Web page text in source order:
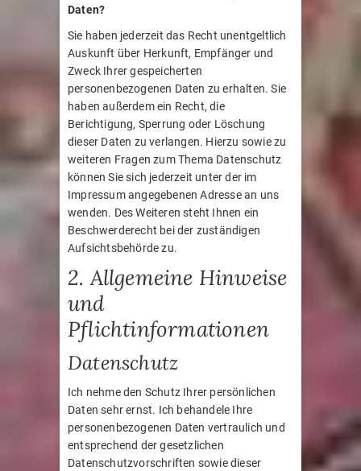
Daten?
Sie haben jederzeit das Recht unentgeltlich
Auskunft über Herkunft, Empfänger und
Zweck Ihrer gespeicherten
personenbezogenen Daten zu erhalten. Sie
haben außerdem ein Recht, die
Berichtigung, Sperrung oder Löschung
dieser Daten zu verlangen. Hierzu sowie zu
weiteren Fragen zum Thema Datenschutz
können Sie sich jederzeit unter der im
Impressum angegebenen Adresse an uns
wenden. Des Weiteren steht Ihnen ein
Beschwerderecht bei der zuständigen
Aufsichtsbehörde zu.
2. Allgemeine Hinweise
und
Pflichtinformationen
Datenschutz
Ich nehme den Schutz Ihrer persönlichen
Daten sehr ernst. Ich behandele Ihre
personenbezogenen Daten vertraulich und
entsprechend der gesetzlichen
Datenschutzvorschriften sowie dieser